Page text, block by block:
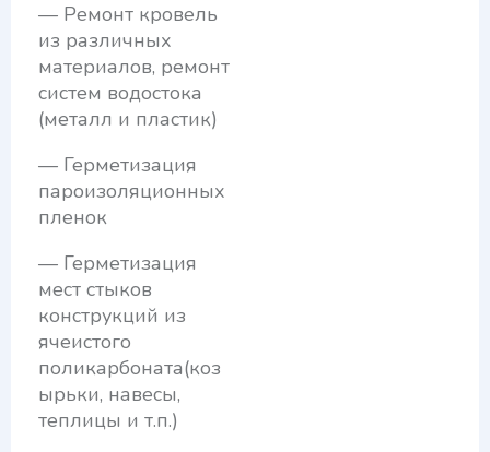
— Ремонт кровель
из различных
материалов, ремонт
систем водостока
(металл и пластик)
— Герметизация
пароизоляционных
пленок
— Герметизация
мест стыков
конструкций из
ячеистого
поликарбоната(коз
ырьки, навесы,
теплицы и т.п.)